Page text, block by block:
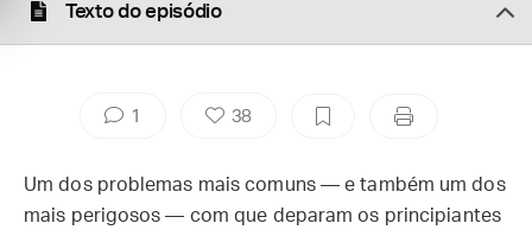
Texto do episódio
1 38
Um dos problemas mais comuns — e também um dos
mais perigosos — com que deparam os principiantes